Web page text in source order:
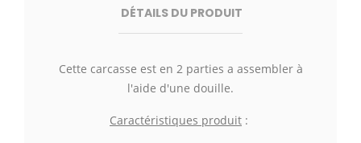
DÉTAILS DU PRODUIT
Cette carcasse est en 2 parties a assembler à
l'aide d'une douille.
Caractéristiques produit :